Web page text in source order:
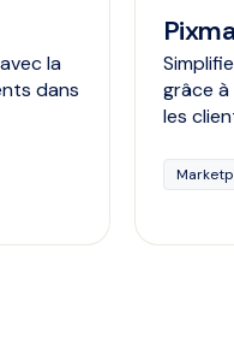
la
dans
grâce
les